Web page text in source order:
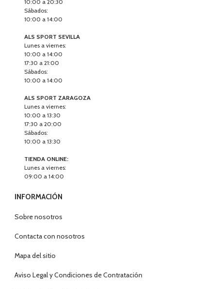
10:00 a 20:30
Sábados:
10:00 a 14:00
ALS SPORT SEVILLA
Lunes a viernes:
10:00 a 14:00
17:30 a 21:00
Sábados:
10:00 a 14:00
ALS SPORT ZARAGOZA
Lunes a viernes:
10:00 a 13:30
17:30 a 20:00
Sábados:
10:00 a 13:30
TIENDA ONLINE:
Lunes a viernes:
09:00 a 14:00
INFORMACIÓN
Sobre nosotros
Contacta con nosotros
Mapa del sitio
Aviso Legal y Condiciones de Contratación